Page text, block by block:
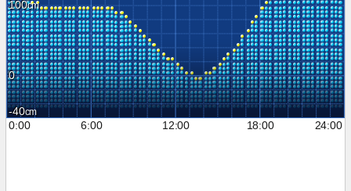
100
0
-40
0:00
6:00 12:00 18:00 24:00